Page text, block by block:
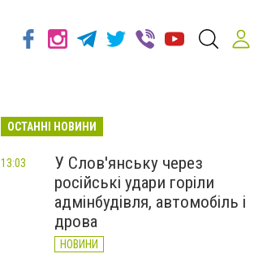
ОСТАННІ НОВИНИ
У Слов'янську через
російські удари горіли
адмінбудівля, автомобіль і
дрова
НОВИНИ
13:03